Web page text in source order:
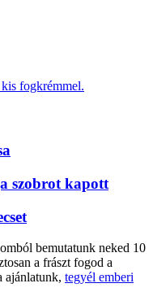
fogkrémmel.
szobrot kapott
bemutatunk neked 10
a frászt fogod a
ajánlatunk, tegyél emberi